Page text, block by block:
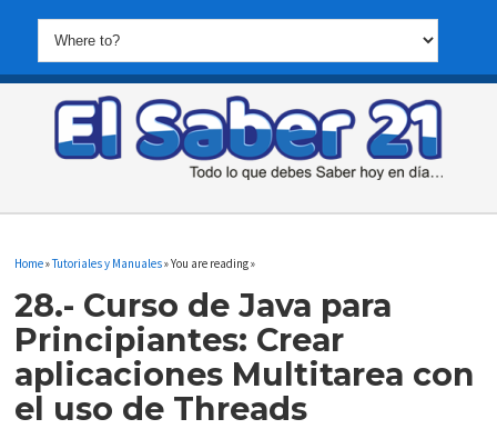
Home»Tutoriales y Manuales» You are reading »
28.- Curso de Java para
Principiantes: Crear
aplicaciones Multitarea con
el uso de Threads